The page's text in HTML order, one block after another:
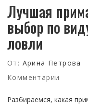
Лучшая
выбор по
ловли
От: Арина Петрова
Комментарии
Разбираемся, какая